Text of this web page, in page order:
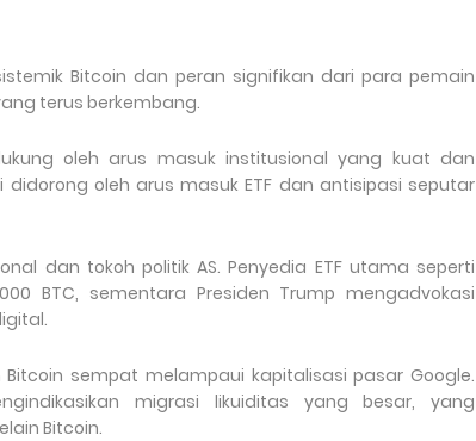
Bitcoin dan peran signifikan dari para pemain
terus berkembang.
oleh arus masuk institusional yang kuat dan
oleh arus masuk ETF dan antisipasi seputar
dan tokoh politik AS. Penyedia ETF utama seperti
BTC, sementara Presiden Trump mengadvokasi
sempat melampaui kapitalisasi pasar Google.
migrasi likuiditas yang besar, yang
Bitcoin.